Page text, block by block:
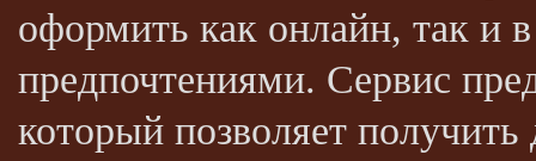
оформить как онлайн, так и
предпочтениями. Сервис
который позволяет